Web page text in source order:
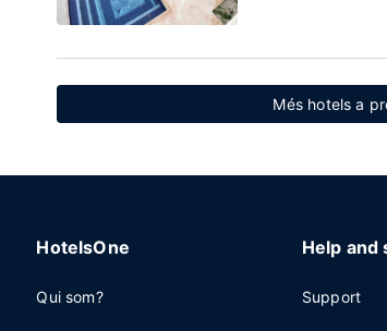
Més hotels a
HotelsOne
Qui som?
Help and
Support